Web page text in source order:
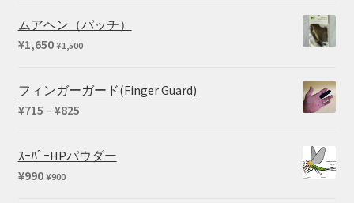
ムアヘン（パッチ）
¥1,650 ¥1,500
フィンガーガード(Finger Guard)
¥715 – ¥825価
帯:
¥715
ｽｰﾊﾟｰHPパウダー
¥990 ¥900